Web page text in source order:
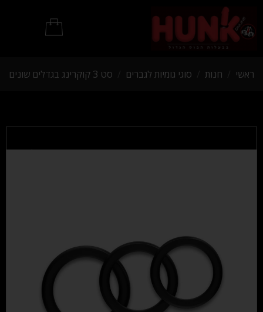
ראשי חנות סוגי גומיות לגברים סט 3 קוקרינג בגדלים שונים